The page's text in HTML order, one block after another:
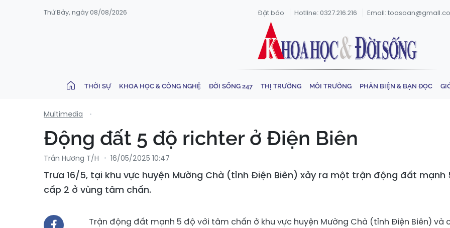
Thứ Bảy, ngày 08/08/2026 Đặt báo Hotline: 0327.216.216 Email:
THỜI SỰ KHOA HỌC & CÔNG NGHỆ ĐỜI SỐNG 247 THỊ TRƯỜNG MÔI TRƯỜNG PHẢN BIỆN & BẠN ĐỌC
Multimedia
Động đất 5 độ richter ở Điện Biên
Trần Hương T/h 16/05/2025 10:47
Trưa 16/5, tại khu vực huyện Mường Chà (tỉnh Điện Biên) xảy ra một trận động đất
cấp 2 ở vùng tâm chấn.
Trận động đất mạnh 5 độ với tâm chấn ở khu vực huyện Mường Chà (tỉnh Điện Biên) và